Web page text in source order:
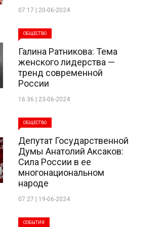
07:17 | 20-06-2024
ОБЩЕСТВО
Галина Ратникова: Тема
женского лидерства —
тренд современной
России
16:36 | 23-06-2024
ОБЩЕСТВО
Депутат Государственной
Думы Анатолий Аксаков:
Сила России в ее
многонациональном
народе
07:27 | 19-06-2024
СОБЫТИЯ